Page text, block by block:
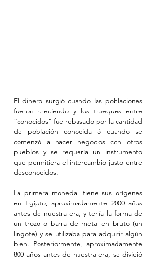
El dinero surgió cuando las poblaciones
fueron creciendo y los trueques entre
“conocidos” fue rebasado por la cantidad
de población conocida ó cuando se
comenzó a hacer negocios con otros
pueblos y se requería un instrumento
que permitiera el intercambio justo entre
desconocidos.
La primera moneda, tiene sus orígenes
en Egipto, aproximadamente 2000 años
antes de nuestra era, y tenía la forma de
un trozo o barra de metal en bruto (un
lingote) y se utilizaba para adquirir algún
bien. Posteriormente, aproximadamente
800 años antes de nuestra era, se dividió